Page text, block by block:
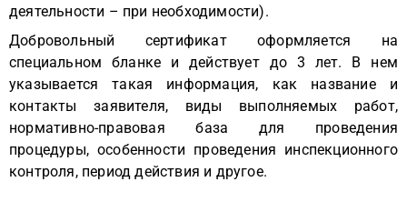
деятельности – при необходимости).
Добровольный сертификат оформляется на
специальном бланке и действует до 3 лет. В нем
указывается такая информация, как название и
контакты заявителя, виды выполняемых работ,
нормативно-правовая база для проведения
процедуры, особенности проведения инспекционного
контроля, период действия и другое.